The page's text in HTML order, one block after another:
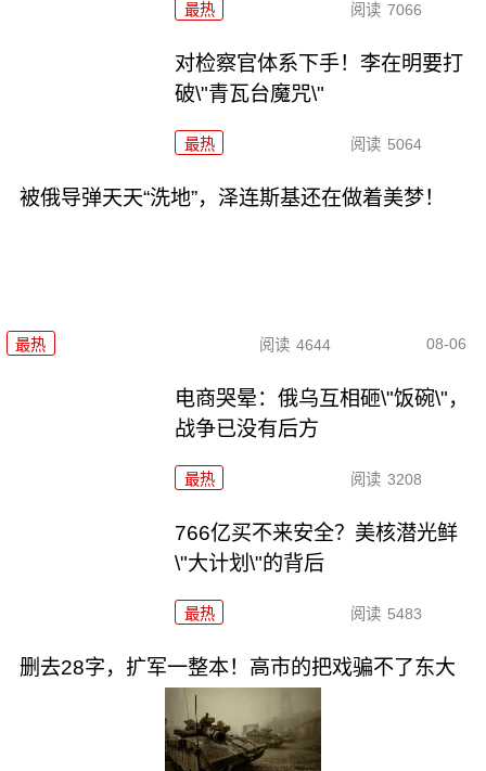
最热 阅读 7066
对检察官体系下手！李在明要打
破\"青瓦台魔咒\"
最热 阅读 5064
被俄导弹天天“洗地”，泽连斯基还在做着美梦！
最热 阅读 4644 08-06
电商哭晕：俄乌互相砸\"饭碗\"，
战争已没有后方
最热 阅读 3208
766亿买不来安全？美核潜光鲜
\"大计划\"的背后
最热 阅读 5483
删去28字，扩军一整本！高市的把戏骗不了东大